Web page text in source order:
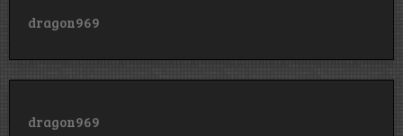
dragon969
dragon969